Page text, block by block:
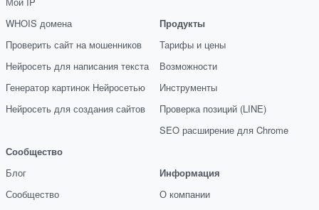
WHOIS домена
Проверить сайт на мошенников
Нейросеть для написания текста
Генератор картинок Нейросетью
Нейросеть для создания сайтов
Сообщество
Блог
Сообщество
Продукты
Тарифы и цены
Возможности
Инструменты
Проверка позиций (LINE)
SEO расширение для Chrome
Информация
О компании